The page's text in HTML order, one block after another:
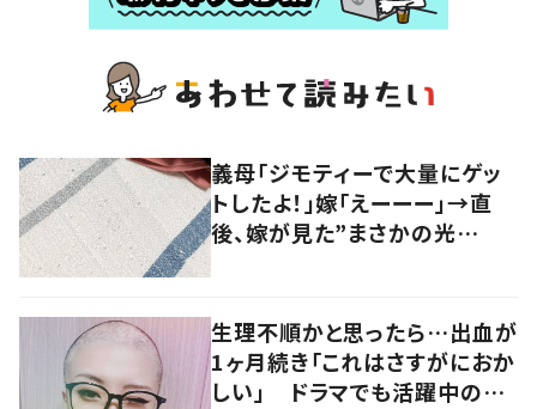
義母「ジモティーで大量にゲッ
トしたよ！」嫁「えーーー」→直
後、嫁が見た”まさかの光
生理不順かと思ったら…出血が
1ヶ月続き「これはさすがにおか
しい」 ドラマでも活躍中の女